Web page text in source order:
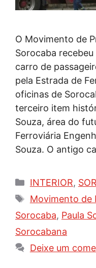
O Movimento de
Sorocaba
carro de
pela Estrada de
oficinas de
terceiro item
Souza, área do
Ferroviária
Souza. O antigo
Categorias
INTERIOR,
Tags
Movimento de
Sorocaba, Paula
Sorocabana
Deixe um